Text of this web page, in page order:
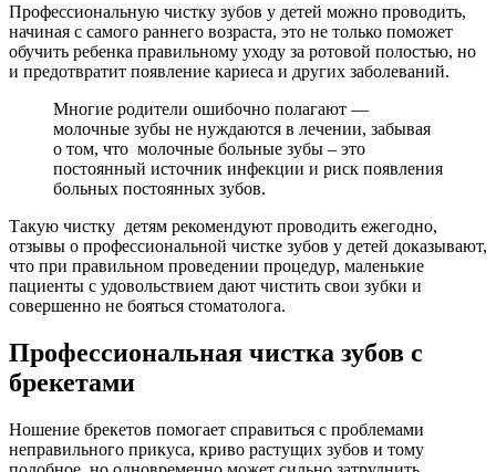
Профессиональную чистку зубов у детей можно проводить,
начиная с самого раннего возраста, это не только поможет
обучить ребенка правильному уходу за ротовой полостью, но
и предотвратит появление кариеса и других заболеваний.
Многие родители ошибочно полагают —
молочные зубы не нуждаются в лечении, забывая
о том, что молочные больные зубы – это
постоянный источник инфекции и риск появления
больных постоянных зубов.
Такую чистку детям рекомендуют проводить ежегодно,
отзывы о профессиональной чистке зубов у детей доказывают,
что при правильном проведении процедур, маленькие
пациенты с удовольствием дают чистить свои зубки и
совершенно не бояться стоматолога.
Профессиональная чистка зубов с
брекетами
Ношение брекетов помогает справиться с проблемами
неправильного прикуса, криво растущих зубов и тому